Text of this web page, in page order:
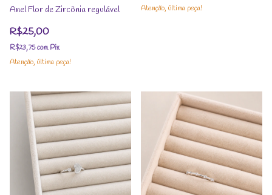
Anel Flor de Zircônia regulável
R$25,00
R$23,75com Pix
Atenção, última peça!
Atenção, última peça!